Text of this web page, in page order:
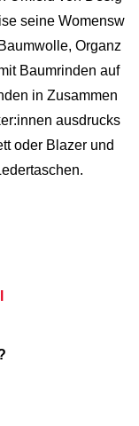
seine Womensw
Organz
Baumrinden auf
in Zusammen
ausdrucks
oder Blazer und